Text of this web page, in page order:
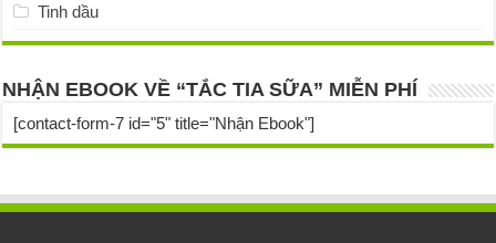
Tinh dầu
NHẬN EBOOK VỀ “TẮC TIA SỮA” MIỄN PHÍ
[contact-form-7 id="5" title="Nhận Ebook"]